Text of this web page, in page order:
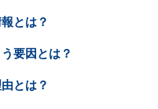
とは？
要因とは？
とは？